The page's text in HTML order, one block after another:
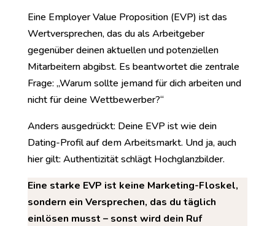
Eine Employer Value Proposition (EVP) ist das
Wertversprechen, das du als Arbeitgeber
gegenüber deinen aktuellen und potenziellen
Mitarbeitern abgibst. Es beantwortet die zentrale
Frage: „Warum sollte jemand für dich arbeiten und
nicht für deine Wettbewerber?“
Anders ausgedrückt: Deine EVP ist wie dein
Dating-Profil auf dem Arbeitsmarkt. Und ja, auch
hier gilt: Authentizität schlägt Hochglanzbilder.
Eine starke EVP ist keine Marketing-Floskel,
sondern ein Versprechen, das du täglich
einlösen musst – sonst wird dein Ruf